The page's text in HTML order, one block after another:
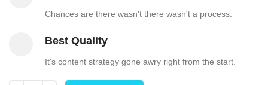
Chances are there wasn't there wasn't a process.
Best Quality
It's content strategy gone awry right from the start.